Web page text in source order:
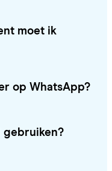
moet ik
op WhatsApp?
gebruiken?